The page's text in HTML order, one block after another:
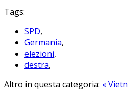
Tags:
SPD,
Germania,
elezioni,
destra,
Altro in questa categoria: «